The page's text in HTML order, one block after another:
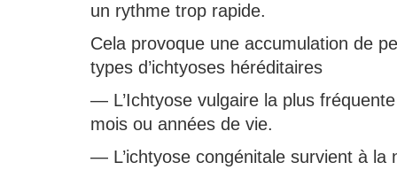
un rythme trop rapide.
Cela provoque une accumulation de
types d’ichtyoses héréditaires
— L’Ichtyose vulgaire la plus
mois ou années de vie.
— L’ichtyose congénitale survient à la